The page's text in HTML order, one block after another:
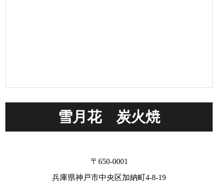
雪月花 炭火焼
〒650-0001
兵庫県神戸市中央区加納町4-8-19